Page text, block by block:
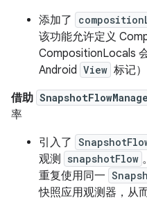
添加了
该功能允许定义
CompositionLocals
Android View 标记
借助
率
引入了
观测
snapshotFlow
重复使用同一
快照应用观测器，从